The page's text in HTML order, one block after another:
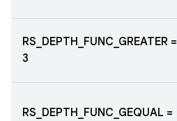
RS_DEPTH_FUNC_GREATER =
3
RS_DEPTH_FUNC_GEQUAL =